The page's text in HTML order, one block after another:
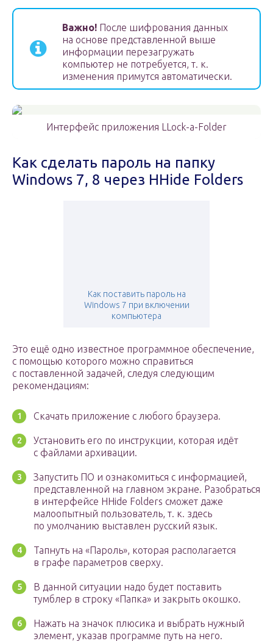
Важно! После шифрования данных
на основе представленной выше
информации перезагружать
компьютер не потребуется, т. к.
изменения примутся автоматически.
Интерфейс приложения LLock-a-Folder
Как сделать пароль на папку
Windows 7, 8 через HHide Folders
Как поставить пароль на
Windows 7 при включении
компьютера
Это ещё одно известное программное обеспечение,
с помощью которого можно справиться
с поставленной задачей, следуя следующим
рекомендациям:
Скачать приложение с любого браузера.
Установить его по инструкции, которая идёт
с файлами архивации.
Запустить ПО и ознакомиться с информацией,
представленной на главном экране. Разобраться
в интерфейсе HHide Folders сможет даже
малоопытный пользователь, т. к. здесь
по умолчанию выставлен русский язык.
Тапнуть на «Пароль», которая располагается
в графе параметров сверху.
В данной ситуации надо будет поставить
тумблер в строку «Папка» и закрыть окошко.
Нажать на значок плюсика и выбрать нужный
элемент, указав программе путь на него.